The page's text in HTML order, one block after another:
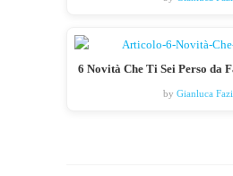
6 Novità Che Ti Sei Perso da
by Gianluca